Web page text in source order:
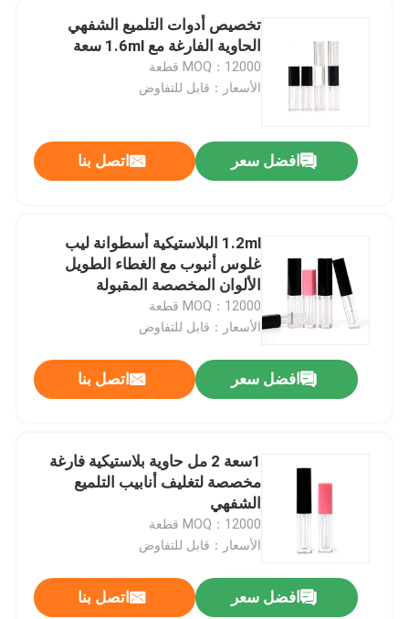
تخصيص أدوات التلميع الشفهي
الحاوية الفارغة مع 1.6ml سعة
MOQ：12000 قطعة
الأسعار：قابل للتفاوض
افضل سعر اتصل بنا
1.2ml البلاستيكية أسطوانة ليب
غلوس أنبوب مع الغطاء الطويل
الألوان المخصصة المقبولة
MOQ：12000 قطعة
الأسعار：قابل للتفاوض
افضل سعر اتصل بنا
1سعة 2 مل حاوية بلاستيكية فارغة
مخصصة لتغليف أنابيب التلميع
الشفهي
MOQ：12000 قطعة
الأسعار：قابل للتفاوض
افضل سعر اتصل بنا